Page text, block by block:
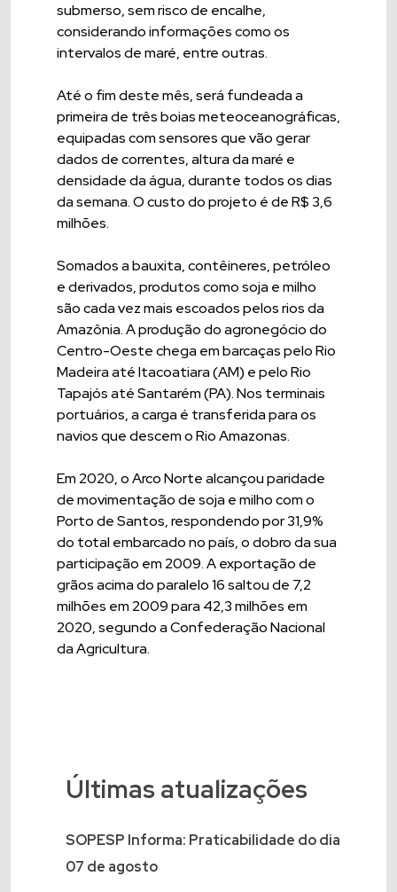
submerso, sem risco de encalhe,
considerando informações como os
intervalos de maré, entre outras.
Até o fim deste mês, será fundeada a
primeira de três boias meteoceanográficas,
equipadas com sensores que vão gerar
dados de correntes, altura da maré e
densidade da água, durante todos os dias
da semana. O custo do projeto é de R$ 3,6
milhões.
Somados a bauxita, contêineres, petróleo
e derivados, produtos como soja e milho
são cada vez mais escoados pelos rios da
Amazônia. A produção do agronegócio do
Centro-Oeste chega em barcaças pelo Rio
Madeira até Itacoatiara (AM) e pelo Rio
Tapajós até Santarém (PA). Nos terminais
portuários, a carga é transferida para os
navios que descem o Rio Amazonas.
Em 2020, o Arco Norte alcançou paridade
de movimentação de soja e milho com o
Porto de Santos, respondendo por 31,9%
do total embarcado no país, o dobro da sua
participação em 2009. A exportação de
grãos acima do paralelo 16 saltou de 7,2
milhões em 2009 para 42,3 milhões em
2020, segundo a Confederação Nacional
da Agricultura.
Últimas atualizações
SOPESP Informa: Praticabilidade do dia
07 de agosto